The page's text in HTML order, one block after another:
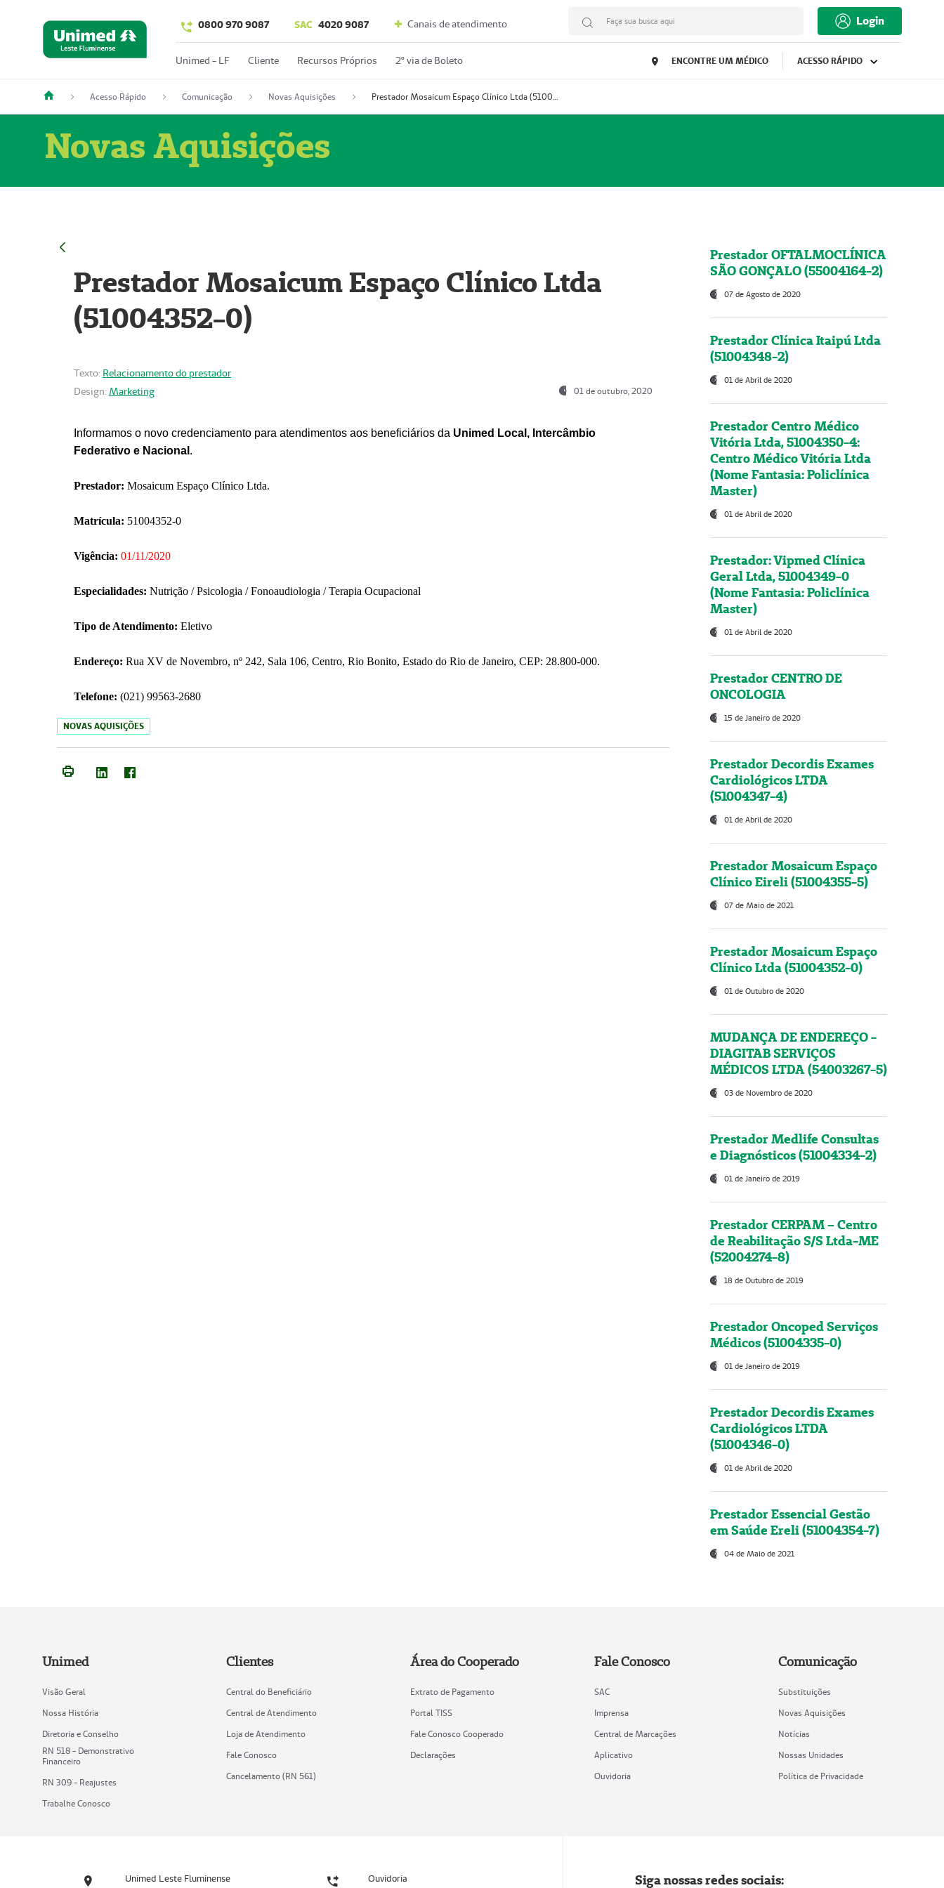
0800 970 9087 SAC 4020 9087 Canais de atendimento Faça sua busca aqui Login
Unimed - LF Cliente Recursos Próprios 2º via de Boleto ENCONTRE UM MÉDICO ACESSO RÁPIDO
Acesso Rápido Comunicação Novas Aquisições Prestador Mosaicum Espaço Clínico Ltda (51004352-0)
Novas Aquisições
Prestador Mosaicum Espaço Clínico Ltda
(51004352-0)
Texto: Relacionamento do prestador
Design: Marketing 01 de outubro, 2020
Informamos o novo credenciamento para atendimentos aos beneficiários da Unimed Local, Intercâmbio
Federativo e Nacional .
Prestador: Mosaicum Espaço Clínico Ltda.
Matrícula: 51004352-0
Vigência: 01/11/2020
Especialidades: Nutrição / Psicologia / Fonoaudiologia / Terapia Ocupacional
Tipo de Atendimento: Eletivo
Endereço: Rua XV de Novembro, nº 242, Sala 106, Centro, Rio Bonito, Estado do Rio de Janeiro, CEP: 28.800-000.
Telefone: (021) 99563-2680
NOVAS AQUISIÇÕES
Prestador OFTALMOCLÍNICA
SÃO GONÇALO (55004164-2)
07 de Agosto de 2020
Prestador Clínica Itaipú Ltda
(51004348-2)
01 de Abril de 2020
Prestador Centro Médico
Vitória Ltda, 51004350-4:
Centro Médico Vitória Ltda
(Nome Fantasia: Policlínica
Master)
01 de Abril de 2020
Prestador: Vipmed Clínica
Geral Ltda, 51004349-0
(Nome Fantasia: Policlínica
Master)
01 de Abril de 2020
Prestador CENTRO DE
ONCOLOGIA
15 de Janeiro de 2020
Prestador Decordis Exames
Cardiológicos LTDA
(51004347-4)
01 de Abril de 2020
Prestador Mosaicum Espaço
Clínico Eireli (51004355-5)
07 de Maio de 2021
Prestador Mosaicum Espaço
Clínico Ltda (51004352-0)
01 de Outubro de 2020
MUDANÇA DE ENDEREÇO -
DIAGITAB SERVIÇOS
MÉDICOS LTDA (54003267-5)
03 de Novembro de 2020
Prestador Medlife Consultas
e Diagnósticos (51004334-2)
01 de Janeiro de 2019
Prestador CERPAM – Centro
de Reabilitação S/S Ltda-ME
(52004274-8)
18 de Outubro de 2019
Prestador Oncoped Serviços
Médicos (51004335-0)
01 de Janeiro de 2019
Prestador Decordis Exames
Cardiológicos LTDA
(51004346-0)
01 de Abril de 2020
Prestador Essencial Gestão
em Saúde Ereli (51004354-7)
04 de Maio de 2021
Unimed
Visão Geral
Nossa História
Diretoria e Conselho
RN 518 - Demonstrativo
Financeiro
RN 309 - Reajustes
Trabalhe Conosco
Clientes
Central do Beneficiário
Central de Atendimento
Loja de Atendimento
Fale Conosco
Cancelamento (RN 561)
Área do Cooperado
Extrato de Pagamento
Portal TISS
Fale Conosco Cooperado
Declarações
Fale Conosco
SAC
Imprensa
Central de Marcações
Aplicativo
Ouvidoria
Comunicação
Substituições
Novas Aquisições
Notícias
Nossas Unidades
Política de Privacidade
Unimed Leste Fluminense Ouvidoria Siga nossas redes sociais: